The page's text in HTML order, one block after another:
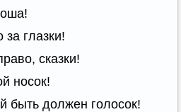
за глазки!
сказки!
носок!
быть должен голосок!